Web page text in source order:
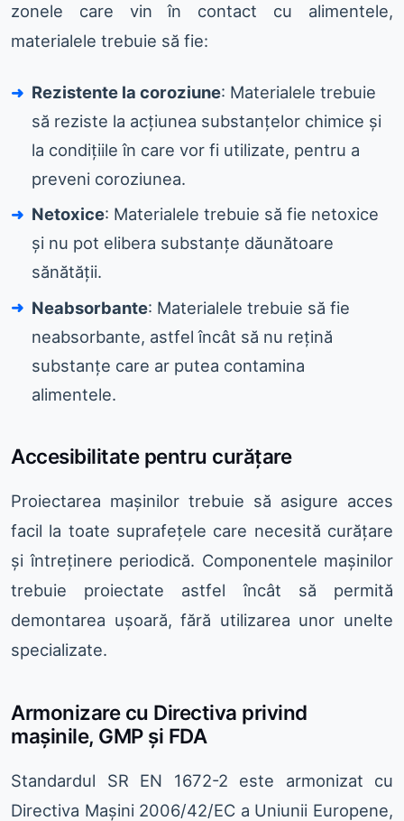
zonele care vin în contact cu alimentele,
materialele trebuie să fie:
Rezistente la coroziune: Materialele trebuie
să reziste la acțiunea substanțelor chimice și
la condițiile în care vor fi utilizate, pentru a
preveni coroziunea.
Netoxice: Materialele trebuie să fie netoxice
și nu pot elibera substanțe dăunătoare
sănătății.
Neabsorbante: Materialele trebuie să fie
neabsorbante, astfel încât să nu rețină
substanțe care ar putea contamina
alimentele.
Accesibilitate pentru curățare
Proiectarea mașinilor trebuie să asigure acces
facil la toate suprafețele care necesită curățare
și întreținere periodică. Componentele mașinilor
trebuie proiectate astfel încât să permită
demontarea ușoară, fără utilizarea unor unelte
specializate.
Armonizare cu Directiva privind
mașinile, GMP și FDA
Standardul SR EN 1672-2 este armonizat cu
Directiva Mașini 2006/42/EC a Uniunii Europene,